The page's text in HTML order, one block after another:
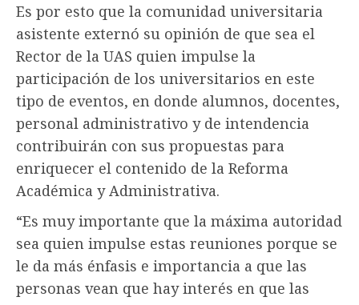
Es por esto que la comunidad universitaria
asistente externó su opinión de que sea el
Rector de la UAS quien impulse la
participación de los universitarios en este
tipo de eventos, en donde alumnos, docentes,
personal administrativo y de intendencia
contribuirán con sus propuestas para
enriquecer el contenido de la Reforma
Académica y Administrativa.
“Es muy importante que la máxima autoridad
sea quien impulse estas reuniones porque se
le da más énfasis e importancia a que las
personas vean que hay interés en que las